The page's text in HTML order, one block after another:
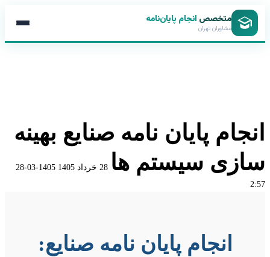
متخصص انجام پایان‌نامه
مشاوران تهران
انجام پایان نامه صنایع بهینه
سازی سیستم ها 28 خرداد 1405
1405-03-28
2:57
پایان
انجام پایان نامه صنایع: